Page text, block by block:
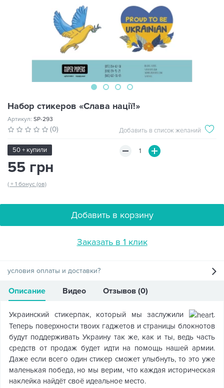
Набор стикеров «Слава нації!»
Артикул: SP-293
(0) Добавить в список желаний
50 + купили
55 грн
( + 1 бонус (ов)
Добавить в корзину
Заказать в 1 клик
условия оплаты и доставки?
Описание Видео Отзывов (0)
Украинский стикерпак, который мы заслужили
.
Теперь поверхности твоих гаджетов и страницы блокнотов
будут поддерживать Украину так же, как и ты, ведь часть
средств от продаж будет идти на помощь нашей армии.
Даже если всего один стикер сможет улыбнуть, то это уже
маленькая победа, но мы верим, что каждая историческая
наклейка найдёт своё идеальное место.